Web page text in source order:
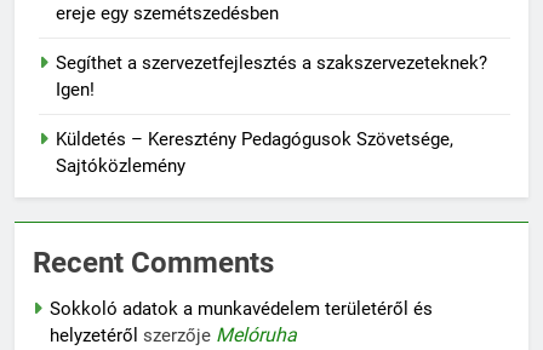
ereje egy szemétszedésben
Segíthet a szervezetfejlesztés a szakszervezeteknek?
Igen!
Küldetés – Keresztény Pedagógusok Szövetsége,
Sajtóközlemény
Recent Comments
Sokkoló adatok a munkavédelem területéről és
helyzetéről szerzője Melóruha